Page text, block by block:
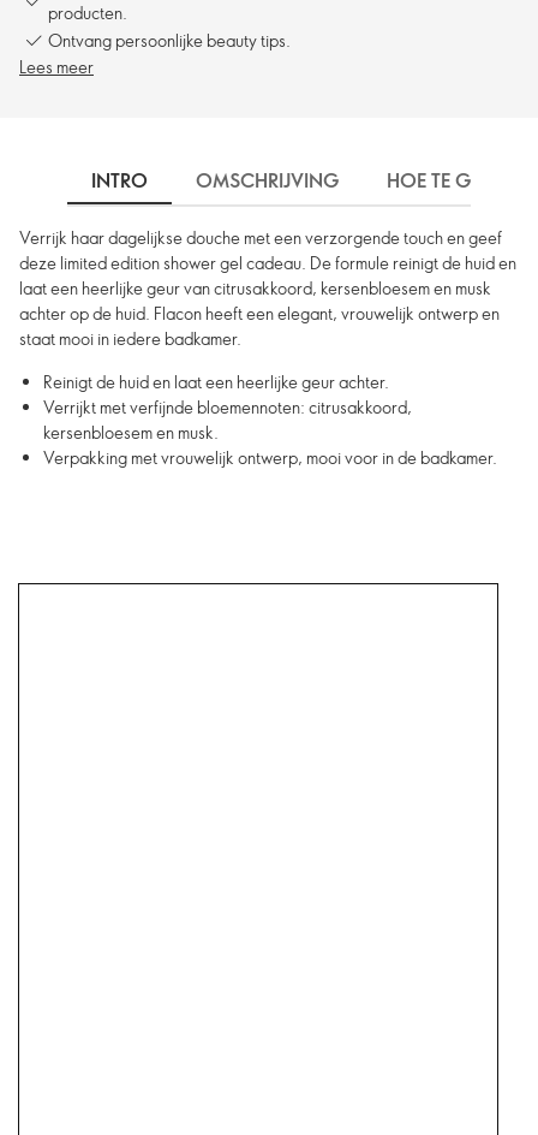
producten.
Ontvang persoonlijke beauty tips.
Lees meer
INTRO OMSCHRIJVING HOE TE
Verrijk haar dagelijkse douche met een verzorgende touch en geef
deze limited edition shower gel cadeau. De formule reinigt de huid en
laat een heerlijke geur van citrusakkoord, kersenbloesem en musk
achter op de huid. Flacon heeft een elegant, vrouwelijk ontwerp en
staat mooi in iedere badkamer.
Reinigt de huid en laat een heerlijke geur achter.
Verrijkt met verfijnde bloemennoten: citrusakkoord,
kersenbloesem en musk.
Verpakking met vrouwelijk ontwerp, mooi voor in de badkamer.